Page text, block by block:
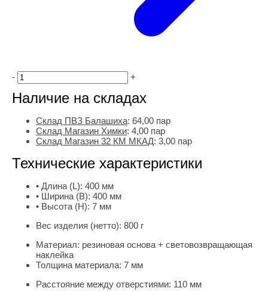
- +
Наличие на складах
Склад ПВЗ Балашиха: 64,00 пар
Склад Магазин Химки: 4,00 пар
Склад Магазин 32 КМ МКАД: 3,00 пар
Технические характеристики
• Длина (L): 400 мм
• Ширина (B): 400 мм
• Высота (H): 7 мм
Вес изделия (нетто): 800 г
Материал: резиновая основа + световозвращающая
наклейка
Толщина материала: 7 мм
Расстояние между отверстиями: 110 мм